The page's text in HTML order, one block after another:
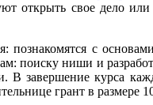
открыть свое дело
с
поиску ниши и
завершение курса
грант в размере